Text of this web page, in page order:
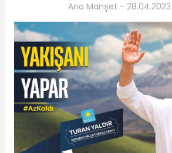
Ana Manşet - 28.04.2023